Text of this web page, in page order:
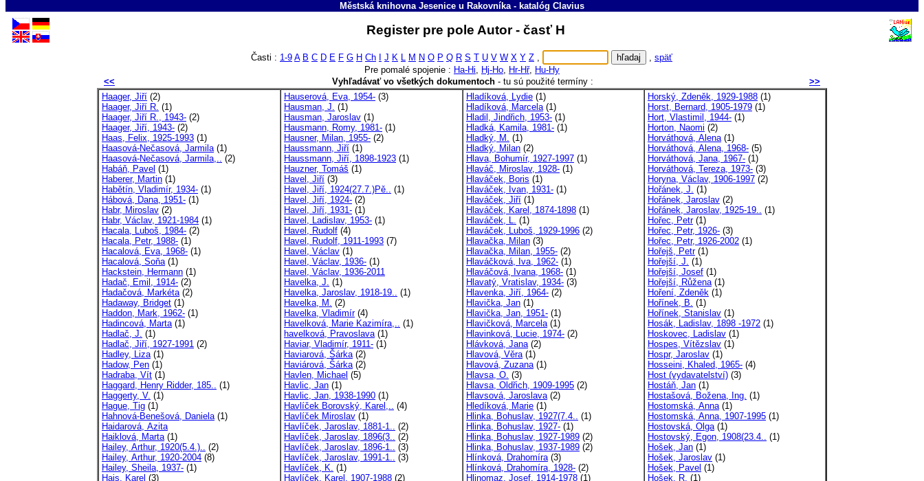
Městská knihovna Jesenice u Rakovníka- katalóg Clavius
Register pre pole Autor - časť H
Časti : 1-9 A B C D E F G H Ch J K L M N O P Q R S T U V W X Y Z , , späť
Pre pomalé spojenie : Ha-Hi, Hj-Ho, Hr-Hř, Hu-Hy
<<
Vyhľadávať vo všetkých dokumentoch- tu sú použité termíny :
>>
Haager, Jiří (2)
Haager, Jiří R. (1)
Haager, Jiří R., 1943- (2)
Haager, Jiří, 1943- (2)
Haas, Felix, 1925-1993 (1)
Haasová-Nečasová, Jarmila(1)
Haasová-Nečasová, Jarmila,.. (2)
Habáň, Pavel (1)
Haberer, Martin (1)
Habětín, Vladimír, 1934- (1)
Hábová, Dana, 1951- (1)
Habr, Miroslav (2)
Habr, Václav, 1921-1984 (1)
Hacala, Luboš, 1984- (2)
Hacala, Petr, 1988- (1)
Hacalová, Eva, 1968- (1)
Hacalová, Soňa(1)
Hackstein, Hermann (1)
Hadač, Emil, 1914- (2)
Hadačová, Markéta(2)
Hadaway, Bridget (1)
Haddon, Mark, 1962- (1)
Hadincová, Marta(1)
Hadlač, J. (1)
Hadlač, Jiří, 1927-1991 (2)
Hadley, Liza(1)
Hadow, Pen (1)
Hadraba, Vít (1)
Haggard, Henry Ridder, 185.. (1)
Haggerty, V. (1)
Hague, Tig (1)
Hahnová-Benešová, Daniela(1)
Haidarová, Azita
Haiklová, Marta(1)
Hailey, Arthur, 1920(5.4.).. (2)
Hailey, Arthur, 1920-2004 (8)
Hailey, Sheila, 1937- (1)
Hais, Karel (3)
Hauserová, Eva, 1954- (3)
Hausman, J. (1)
Hausman, Jaroslav (1)
Hausmann, Romy, 1981- (1)
Hausner, Milan, 1955- (2)
Haussmann, Jiří (1)
Haussmann, Jiří, 1898-1923 (1)
Hauzner, Tomáš (1)
Havel, Jiří (3)
Havel, Jiří, 1924(27.7.)Pě.. (1)
Havel, Jiří, 1924- (2)
Havel, Jiří, 1931- (1)
Havel, Ladislav, 1953- (1)
Havel, Rudolf (4)
Havel, Rudolf, 1911-1993 (7)
Havel, Václav (1)
Havel, Václav, 1936- (1)
Havel, Václav, 1936-2011
Havelka, J. (1)
Havelka, Jaroslav, 1918-19.. (1)
Havelka, M. (2)
Havelka, Vladimír(4)
Havelková, Marie Kazimíra,.. (1)
havelková, Pravoslava(1)
Haviar, Vladimír, 1911- (1)
Haviarová, Šárka(2)
Haviárová, Šárka(2)
Havlen, Michael (5)
Havlic, Jan (1)
Havlic, Jan, 1938-1990 (1)
Havlíček Borovský, Karel,.. (4)
Havlíček Miroslav (1)
Havlíček, Jaroslav, 1881-1.. (2)
Havlíček, Jaroslav, 1896(3.. (2)
Havlíček, Jaroslav, 1896-1.. (3)
Havlíček, Jaroslav, 1991-1.. (3)
Havlíček, K. (1)
Havlíček, Karel, 1907-1988 (2)
Hladíková, Lydie (1)
Hladíková, Marcela(1)
Hladil, Jindřich, 1953- (1)
Hladká, Kamila, 1981- (1)
Hladký, M. (1)
Hladký, Milan (2)
Hlava, Bohumír, 1927-1997 (1)
Hlaváč, Miroslav, 1928- (1)
Hlaváček, Boris (1)
Hlaváček, Ivan, 1931- (1)
Hlaváček, Jiří (1)
Hlaváček, Karel, 1874-1898 (1)
Hlaváček, L. (1)
Hlaváček, Luboš, 1929-1996 (2)
Hlavačka, Milan (3)
Hlavačka, Milan, 1955- (2)
Hlaváčková, Iva, 1962- (1)
Hlaváčová, Ivana, 1968- (1)
Hlavatý, Vratislav, 1934- (3)
Hlavenka, Jiří, 1964- (2)
Hlavička, Jan (1)
Hlavička, Jan, 1951- (1)
Hlavičková, Marcela(1)
Hlavinková, Lucie, 1974- (2)
Hlávková, Jana(2)
Hlavová, Věra(1)
Hlavová, Zuzana(1)
Hlavsa, O. (3)
Hlavsa, Oldřich, 1909-1995 (2)
Hlavsová, Jaroslava(2)
Hledíková, Marie (1)
Hlinka, Bohuslav, 1927(7.4.. (1)
Hlinka, Bohuslav, 1927- (1)
Hlinka, Bohuslav, 1927-1989 (2)
Hlinka, Bohuslav, 1937-1989 (2)
Hlínková, Drahomíra(3)
Hlínková, Drahomíra, 1928- (2)
Hlinomaz, Josef, 1914-1978 (1)
Horský, Zdeněk, 1929-1988 (1)
Horst, Bernard, 1905-1979 (1)
Hort, Vlastimil, 1944- (1)
Horton, Naomi (2)
Horváthová, Alena(1)
Horváthová, Alena, 1968- (5)
Horváthová, Jana, 1967- (1)
Horváthová, Tereza, 1973- (3)
Horyna, Václav, 1906-1997 (2)
Hořánek, J. (1)
Hořánek, Jaroslav (2)
Hořánek, Jaroslav, 1925-19.. (1)
Hořec, Petr(1)
Hořec, Petr, 1926- (3)
Hořec, Petr, 1926-2002 (1)
Hořejš, Petr(1)
Hořejší, J. (1)
Hořejší, Josef (1)
Hořejší, Růžena(1)
Hoření, Zdeněk (1)
Hořínek, B. (1)
Hořínek, Stanislav (1)
Hosák, Ladislav, 1898 -1972 (1)
Hoskovec, Ladislav (1)
Hospes, Vítězslav (1)
Hospr, Jaroslav (1)
Hosseini, Khaled, 1965- (4)
Host (vydavatelství) (3)
Hostáň, Jan (1)
Hostašová, Božena, Ing. (1)
Hostomská, Anna(1)
Hostomská, Anna, 1907-1995 (1)
Hostovská, Olga(1)
Hostovský, Egon, 1908(23.4.. (1)
Hošek, Jan (1)
Hošek, Jaroslav (1)
Hošek, Pavel (1)
Hošek, R. (1)